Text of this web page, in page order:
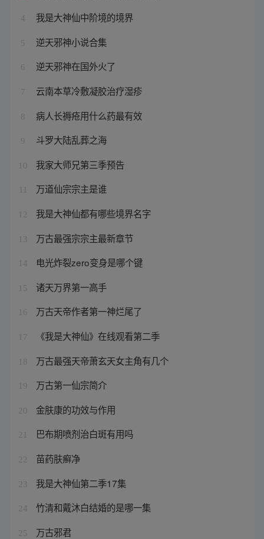
4 我是大神仙中阶境的境界
5 逆天邪神小说合集
6 逆天邪神在国外火了
7 云南本草冷敷凝胶治疗湿疹
8 病人长褥疮用什么药最有效
9 斗罗大陆乱葬之海
10 我家大师兄第三季预告
万道仙宗宗主是谁
12 我是大神仙都有哪些境界名字
13 万古最强宗宗主最新章节
14 电光炸裂zero变身是哪个键
15 诸天万界第一高手
16 万古天帝作者第一神烂尾了
17 《我是大神仙》在线观看第二季
18 万古最强天帝萧玄天女主角有几个
19 万古第一仙宗简介
20 金肤康的功效与作用
21 巴布期喷剂治白斑有用吗
22 苗药肤癣净
23 我是大神仙第二季17集
24 竹清和戴沐白结婚的是哪一集
25 万古邪君